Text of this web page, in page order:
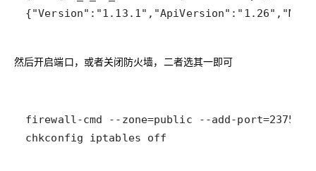
然后开启端口，或者关闭防火墙，二者选其一即可
chkconfig iptables off